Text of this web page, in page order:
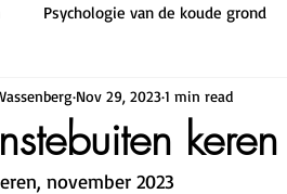
Psychologie van de koude grond
keren
Nov 29, 20231 min read
november 2023